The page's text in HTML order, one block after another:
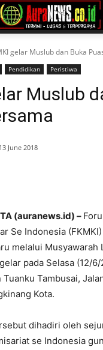
gelar Muslub dan Buka
Pendidikan Peristiwa
Muslub
13 June 2018
(auranews.id) –
Se Indonesia
melalui Musyawarah
pada Selasa (12/6/
Tambusai,
Kota.
dihadiri oleh
se Indonesia